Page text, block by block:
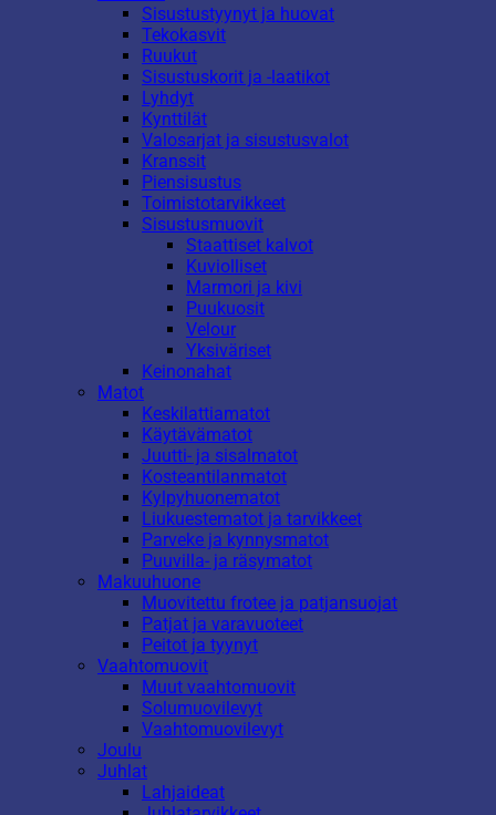
Sisustustyynyt ja huovat
Tekokasvit
Ruukut
Sisustuskorit ja -laatikot
Lyhdyt
Kynttilät
Valosarjat ja sisustusvalot
Kranssit
Piensisustus
Toimistotarvikkeet
Sisustusmuovit
Staattiset kalvot
Kuviolliset
Marmori ja kivi
Puukuosit
Velour
Yksiväriset
Keinonahat
Matot
Keskilattiamatot
Käytävämatot
Juutti- ja sisalmatot
Kosteantilanmatot
Kylpyhuonematot
Liukuestematot ja tarvikkeet
Parveke ja kynnysmatot
Puuvilla- ja räsymatot
Makuuhuone
Muovitettu frotee ja patjansuojat
Patjat ja varavuoteet
Peitot ja tyynyt
Vaahtomuovit
Muut vaahtomuovit
Solumuovilevyt
Vaahtomuovilevyt
Joulu
Juhlat
Lahjaideat